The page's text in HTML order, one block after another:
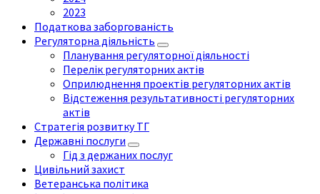
2023
Податкова заборгованість
Регуляторна діяльність
Планування регуляторної діяльності
Перелік регуляторних актів
Оприлюднення проектів регуляторних актів
Відстеження результативності регуляторних
актів
Стратегія розвитку ТГ
Державні послуги
Гід з держаних послуг
Цивільний захист
Ветеранська політика